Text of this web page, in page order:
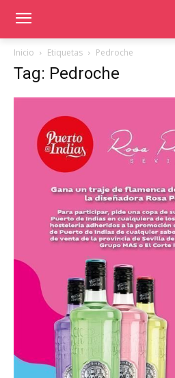
Inicio Etiquetas Pedroche
Tag: Pedroche